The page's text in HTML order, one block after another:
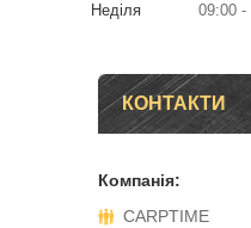
Неділя
09:00
КОНТАКТИ
CARPTIME